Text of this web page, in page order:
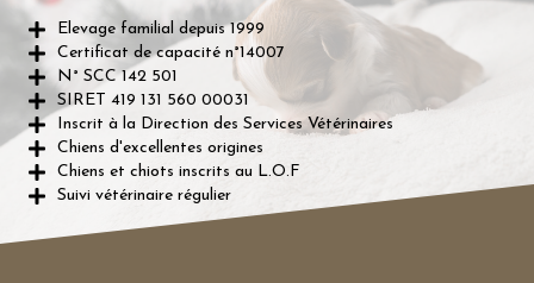
Elevage familial depuis 1999
Certificat de capacité n°14007
N° SCC 142 501
SIRET 419 131 560 00031
Inscrit à la Direction des Services Vétérinaires
Chiens d'excellentes origines
Chiens et chiots inscrits au L.O.F
Suivi vétérinaire régulier